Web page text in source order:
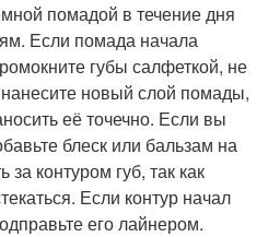
помадой в течение дня
Если помада начала
губы салфеткой, не
новый слой помады,
её точечно. Если вы
блеск или бальзам на
контуром губ, так как
Если контур начал
его лайнером.